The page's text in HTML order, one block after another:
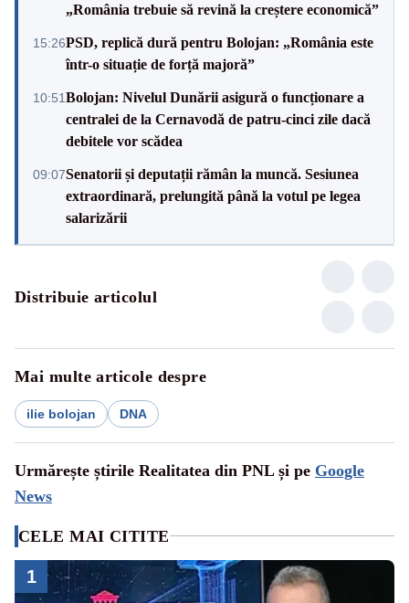
„România trebuie să revină la creștere economică”
15:26PSD, replică dură pentru Bolojan: „România este
într-o situație de forță majoră”
10:51Bolojan: Nivelul Dunării asigură o funcționare a
centralei de la Cernavodă de patru-cinci zile dacă
debitele vor scădea
09:07Senatorii și deputații rămân la muncă. Sesiunea
extraordinară, prelungită până la votul pe legea
salarizării
Distribuie articolul
Mai multe articole despre
ilie bolojan DNA
Urmărește știrile Realitatea din PNL și pe Google
News
CELE MAI CITITE
1